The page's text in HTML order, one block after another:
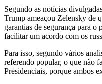
Segundo as notícias
Trump ameaçou Zelensky de
garantias de segurança para o
facilitar um acordo com os
Para isso, segundo vários
referendo popular, o que não
Presidenciais, porque ambos